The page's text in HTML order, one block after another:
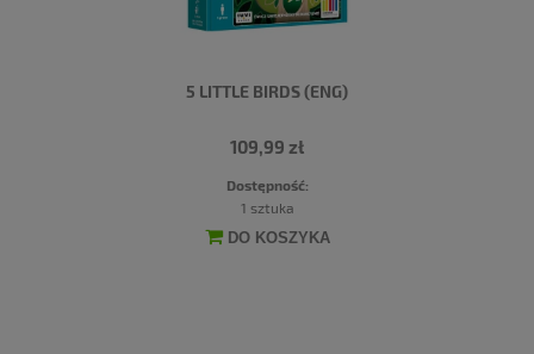
5 LITTLE BIRDS (ENG)
109,99 zł
Dostępność:
1 sztuka
DO KOSZYKA